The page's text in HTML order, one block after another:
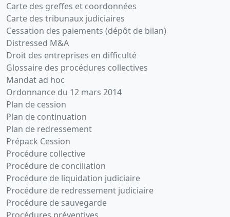
Carte des greffes et coordonnées
Carte des tribunaux judiciaires
Cessation des paiements (dépôt de bilan)
Distressed M&A
Droit des entreprises en difficulté
Glossaire des procédures collectives
Mandat ad hoc
Ordonnance du 12 mars 2014
Plan de cession
Plan de continuation
Plan de redressement
Prépack Cession
Procédure collective
Procédure de conciliation
Procédure de liquidation judiciaire
Procédure de redressement judiciaire
Procédure de sauvegarde